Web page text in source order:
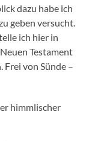
dazu habe ich
geben versucht.
ich hier in
Testament
Frei von Sünde –
himmlischer